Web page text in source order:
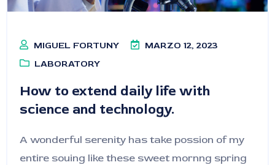
MIGUEL FORTUNY
MARZO 12, 2023
LABORATORY
How to extend daily life with
science and technology.
A wonderful serenity has take possion of my
entire souing like these sweet mornng spring